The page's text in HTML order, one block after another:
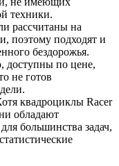
техники.
рассчитаны на
поэтому подходят и
бездорожья.
доступны по цене,
не готов
квадроциклы Racer
обладают
большинства задач,